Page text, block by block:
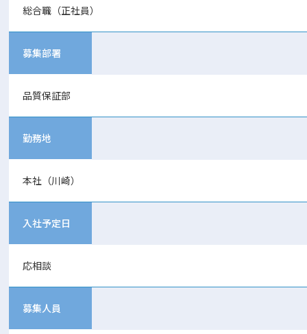
総合職（正社員）
募集部署
品質保証部
勤務地
本社（川崎）
入社予定日
応相談
募集人員